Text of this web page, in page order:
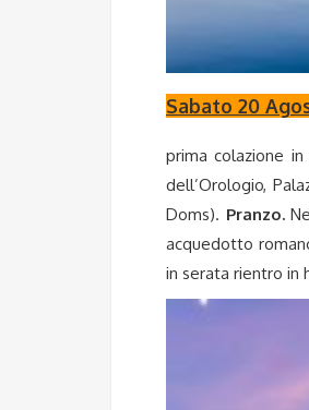
Sabato 20
prima colazione
dell’Orologio,
Doms). Pranzo.
acquedotto
in serata rientro in